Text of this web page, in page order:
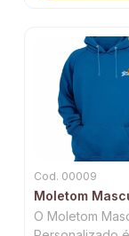
Cod. 00009
Moletom
O Moletom